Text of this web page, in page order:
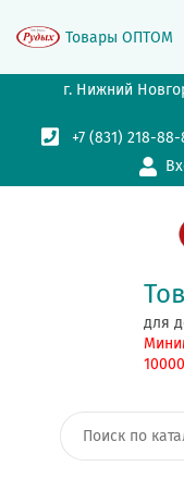
г. Нижний
+7 (831) 218-
для
Товары ОПТОМ